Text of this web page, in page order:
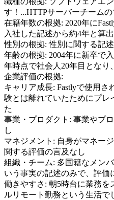
す！...HTTPサーバーチーム
在籍年数の根拠: 2020年に
入社した記述から約4年と算出
性別の根拠:性別に関する記
年齢の根拠: 2004年に新卒で
年時点で社会人20年目となり
企業評価の根拠:
キャリア成長: Fastlyで使用さ
験とは離れていたためにプレ
た
事業・プロダクト : 事業やプ
し
マネジメント : 自身がマネー
関する評価の言及なし
組織・チーム: 多国籍なメン
いう事実の記述のみで、評価
働きやすさ : 朝5時台に業務を
ルリモート勤務という生活で